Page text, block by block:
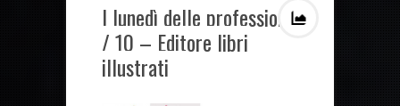
I lunedì delle professioni
/ 10 – Editore libri
illustrati